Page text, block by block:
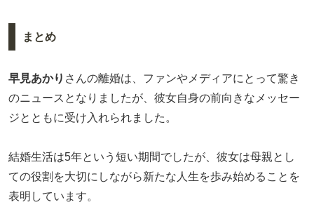
まとめ
早見あかり さんの離婚は、ファンやメディアにとって驚き
のニュースとなりましたが、彼女自身の前向きなメッセー
ジとともに受け入れられました。
結婚生活は5年という短い期間でしたが、彼女は母親とし
ての役割を大切にしながら新たな人生を歩み始めることを
表明しています。